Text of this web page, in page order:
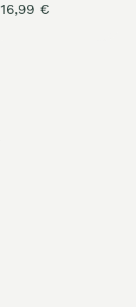
16,99 €